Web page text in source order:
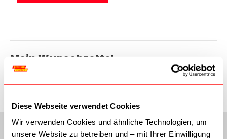
Diese Webseite verwendet Cookies
Wir verwenden Cookies und ähnliche Technologien, um
unsere Website zu betreiben und – mit Ihrer Einwilligung
Mein Wunschzettel